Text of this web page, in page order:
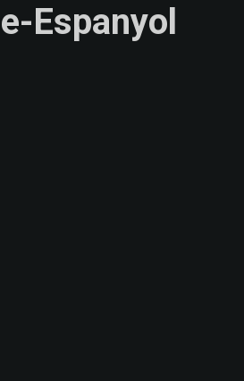
Espanyol